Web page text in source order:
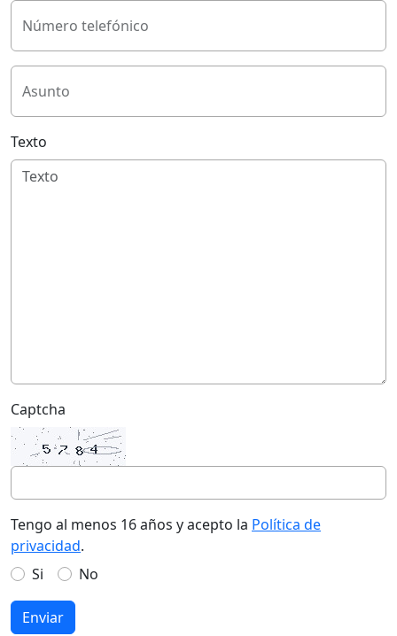
Número telefónico
Asunto
Texto
Captcha
Tengo al menos 16 años y acepto la Política de
privacidad.
Si
No
Enviar